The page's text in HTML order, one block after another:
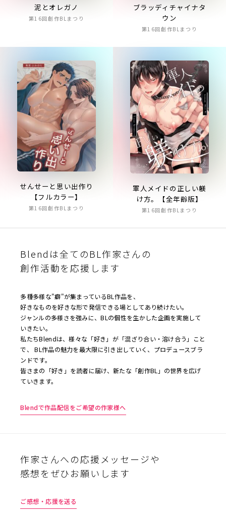
泥とオレガノ
第16回創作BLまつり
ブラッディチャイナタ
ウン
第16回創作BLまつり
せんせーと思い出作り
【フルカラー】
第16回創作BLまつり
軍人メイドの正しい躾
け方。【全年齢版】
第16回創作BLまつり
Blendは全てのBL作家さんの
創作活動を応援します
多種多様な"癖"が集まっているBL作品を、
好きなものを好きな形で発信できる場としてあり続けたい。
ジャンルの多様さを強みに、BLの個性を生かした企画を実施して
いきたい。
私たちBlendは、様々な「好き」が「混ざり合い・溶け合う」こと
で、 BL作品の魅力を最大限に引き出していく、プロデュースブラ
ンドです。
皆さまの「好き」を読者に届け、新たな「創作BL」の世界を広げ
ていきます。
Blendで作品配信をご希望の作家様へ
作家さんへの応援メッセージや
感想をぜひお願いします
ご感想・応援を送る